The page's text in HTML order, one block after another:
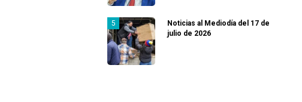
Noticias al Mediodía del 17 de
julio de 2026